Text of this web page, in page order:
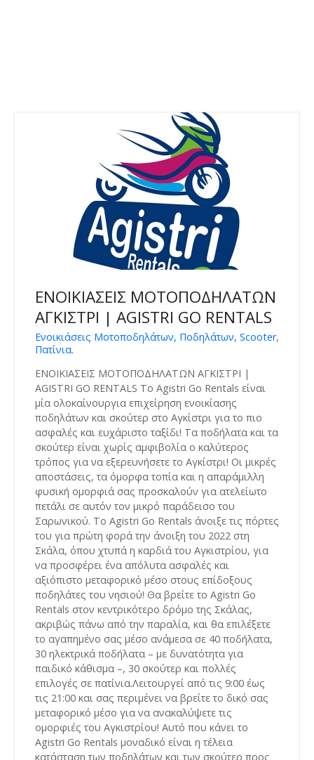
ΕΝΟΙΚΙΑΣΕΙΣ ΜΟΤΟΠΟΔΗΛΑΤΩΝ
ΑΓΚΙΣΤΡΙ | AGISTRI GO RENTALS
Ενοικιάσεις Μοτοποδηλάτων, Ποδηλάτων, Scooter,
Πατίνια.
ΕΝΟΙΚΙΑΣΕΙΣ ΜΟΤΟΠΟΔΗΛΑΤΩΝ ΑΓΚΙΣΤΡΙ |
AGISTRI GO RENTALS Το Agistri Go Rentals είναι
μία ολοκαίνουργια επιχείρηση ενοικίασης
ποδηλάτων και σκούτερ στο Αγκίστρι για το πιο
ασφαλές και ευχάριστο ταξίδι! Τα ποδήλατα και τα
σκούτερ είναι χωρίς αμφιβολία ο καλύτερος
τρόπος για να εξερευνήσετε το Αγκίστρι! Οι μικρές
αποστάσεις, τα όμορφα τοπία και η απαράμιλλη
φυσική ομορφιά σας προσκαλούν για ατελείωτο
πετάλι σε αυτόν τον μικρό παράδεισο του
Σαρωνικού. Το Agistri Go Rentals άνοιξε τις πόρτες
του για πρώτη φορά την άνοιξη του 2022 στη
Σκάλα, όπου χτυπά η καρδιά του Αγκιστρίου, για
να προσφέρει ένα απόλυτα ασφαλές και
αξιόπιστο μεταφορικό μέσο στους επίδοξους
ποδηλάτες του νησιού! Θα βρείτε το Agistri Go
Rentals στον κεντρικότερο δρόμο της Σκάλας,
ακριβώς πάνω από την παραλία, και θα επιλέξετε
το αγαπημένο σας μέσο ανάμεσα σε 40 ποδήλατα,
30 ηλεκτρικά ποδήλατα – με δυνατότητα για
παιδικό κάθισμα –, 30 σκούτερ και πολλές
επιλογές σε πατίνια.Λειτουργεί από τις 9:00 έως
τις 21:00 και σας περιμένει να βρείτε το δικό σας
μεταφορικό μέσο για να ανακαλύψετε τις
ομορφιές του Αγκιστρίου! Αυτό που κάνει το
Agistri Go Rentals μοναδικό είναι η τέλεια
κατάσταση των ποδηλάτων και των σκούτερ προς